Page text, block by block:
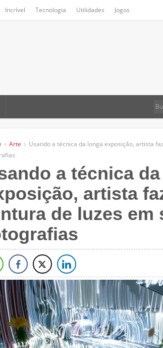
Incrível Tecnologia Utilidades Jogos
Arte
Usando a técnica da longa exposição, artista
a técnica
artista
de luzes em